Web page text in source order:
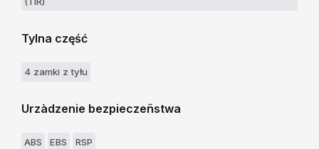
Tylna część
4 zamki z tyłu
Urzàdzenie bezpieczeñstwa
ABS EBS RSP